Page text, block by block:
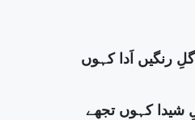
رنگیں اَدا کہوں
شیدا کہوں تجھے